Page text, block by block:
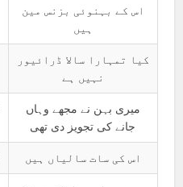
اس کے بہنوئی بزنس مین
ہیں
کیا تمہارا سالا ڈرائیور
نہیں ہے
میری بہن نے مجھے وہاں
جانے کی تجویز دی تھی
اس کی سات سالیاں ہیں